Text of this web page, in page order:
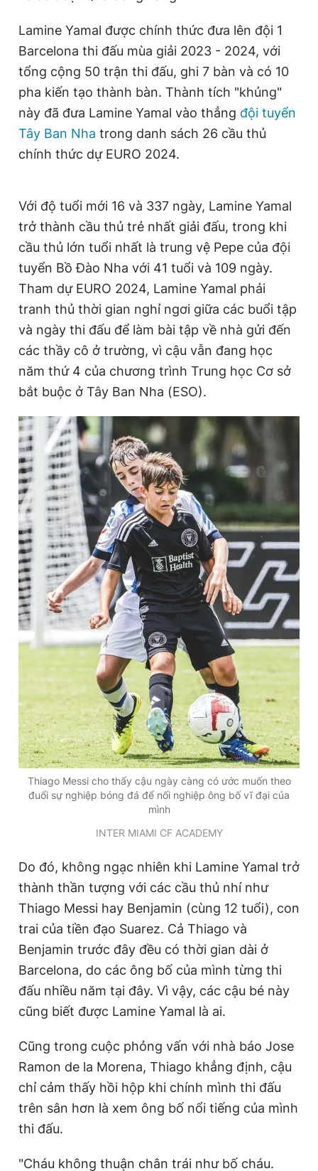
Lamine Yamal được chính thức đưa lên đội 1
Barcelona thi đấu mùa giải 2023 - 2024, với
tổng cộng 50 trận thi đấu, ghi 7 bàn và có 10
pha kiến tạo thành bàn. Thành tích "khủng"
này đã đưa Lamine Yamal vào thẳng đội tuyển
Tây Ban Nha trong danh sách 26 cầu thủ
chính thức dự EURO 2024.
Với độ tuổi mới 16 và 337 ngày, Lamine Yamal
trở thành cầu thủ trẻ nhất giải đấu, trong khi
cầu thủ lớn tuổi nhất là trung vệ Pepe của đội
tuyển Bồ Đào Nha với 41 tuổi và 109 ngày.
Tham dự EURO 2024, Lamine Yamal phải
tranh thủ thời gian nghỉ ngơi giữa các buổi tập
và ngày thi đấu để làm bài tập về nhà gửi đến
các thầy cô ở trường, vì cậu vẫn đang học
năm thứ 4 của chương trình Trung học Cơ sở
bắt buộc ở Tây Ban Nha (ESO).
Thiago Messi cho thấy cậu ngày càng có ước muốn theo
đuổi sự nghiệp bóng đá để nối nghiệp ông bố vĩ đại của
mình
INTER MIAMI CF ACADEMY
Do đó, không ngạc nhiên khi Lamine Yamal trở
thành thần tượng với các cầu thủ nhí như
Thiago Messi hay Benjamin (cùng 12 tuổi), con
trai của tiền đạo Suarez. Cả Thiago và
Benjamin trước đây đều có thời gian dài ở
Barcelona, do các ông bố của mình từng thi
đấu nhiều năm tại đây. Vì vậy, các cậu bé này
cũng biết được Lamine Yamal là ai.
Cũng trong cuộc phỏng vấn với nhà báo Jose
Ramon de la Morena, Thiago khẳng định, cậu
chỉ cảm thấy hồi hộp khi chính mình thi đấu
trên sân hơn là xem ông bố nổi tiếng của mình
thi đấu.
"Cháu không thuận chân trái như bố cháu.